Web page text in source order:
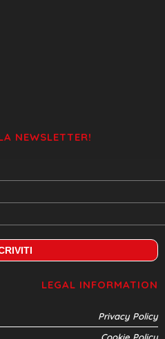
NEWSLETTER!
LEGAL INFORMATION
Privacy Policy